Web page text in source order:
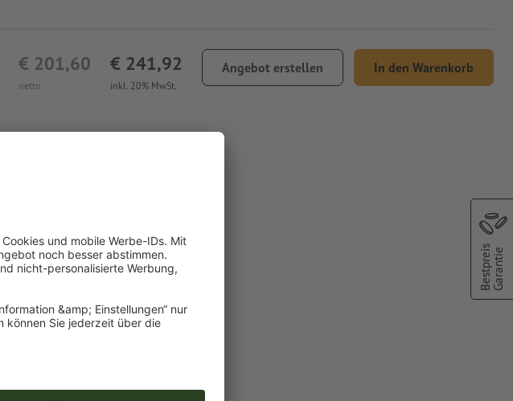
netto
€ 201,60
inkl. 20% MwSt.
€ 241,92 Angebot erstellen In den Warenkorb
mit 3 Henkeln
bedruckbar (Volltonfarbe:
Coated, außer Metallic und
BestpreisGarantie